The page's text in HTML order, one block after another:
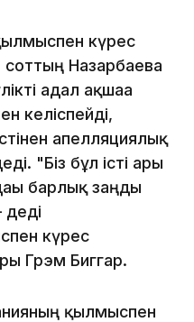
күрес
соттың Назарбаева
адал ақшаға
келіспейді,
апелляциялық
"Біз бұл істі ары
барлық заңды
деді
күрес
Грэм Биггар.
қылмыспен